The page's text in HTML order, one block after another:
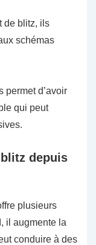
de blitz, ils
schémas
permet d’avoir
qui peut
depuis
plusieurs
il augmente la
conduire à des